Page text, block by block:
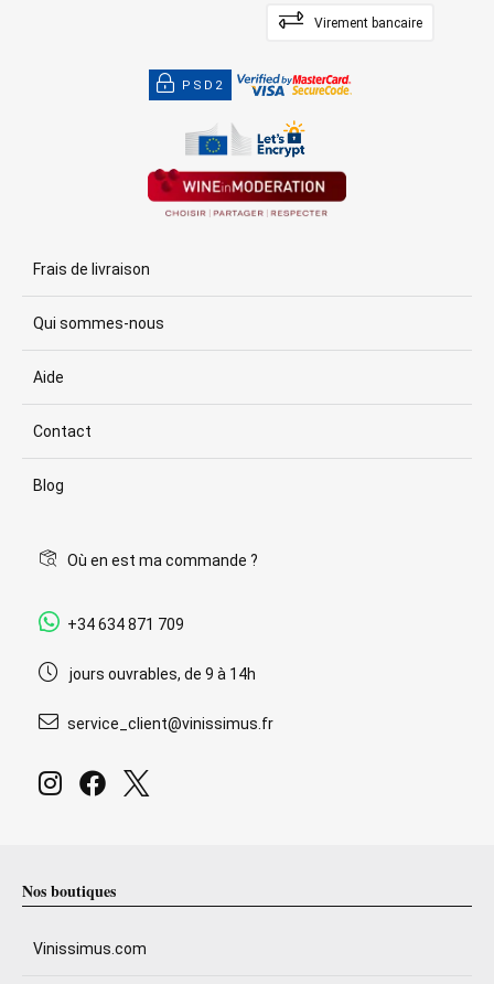
Virement bancaire
PSD2
Frais de livraison
Qui sommes-nous
Aide
Contact
Blog
Où en est ma commande ?
+34 634 871 709
jours ouvrables, de 9 à 14h
service_client@vinissimus.fr
Nos boutiques
Vinissimus.com